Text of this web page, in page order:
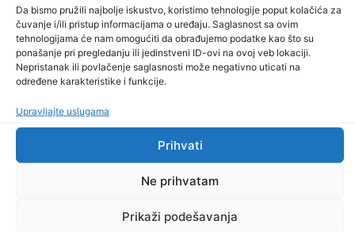
Da bismo pružili najbolje iskustvo, koristimo tehnologije poput kolačića za
čuvanje i/ili pristup informacijama o uređaju. Saglasnost sa ovim
tehnologijama će nam omogućiti da obrađujemo podatke kao što su
ponašanje pri pregledanju ili jedinstveni ID-ovi na ovoj veb lokaciji.
Nepristanak ili povlačenje saglasnosti može negativno uticati na
određene karakteristike i funkcije.
Upravljajte uslugama
Prihvati
Ne prihvatam
Prikaži podešavanja